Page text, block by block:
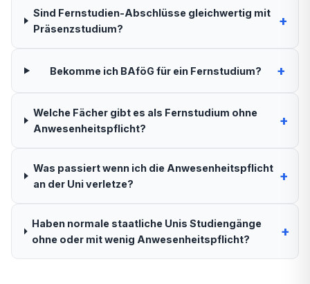
Sind Fernstudien-Abschlüsse gleichwertig mit
Präsenzstudium?
+
Bekomme ich BAföG für ein Fernstudium? +
Welche Fächer gibt es als Fernstudium ohne
Anwesenheitspflicht?
+
Was passiert wenn ich die Anwesenheitspflicht
an der Uni verletze?
+
Haben normale staatliche Unis Studiengänge
ohne oder mit wenig Anwesenheitspflicht?
+